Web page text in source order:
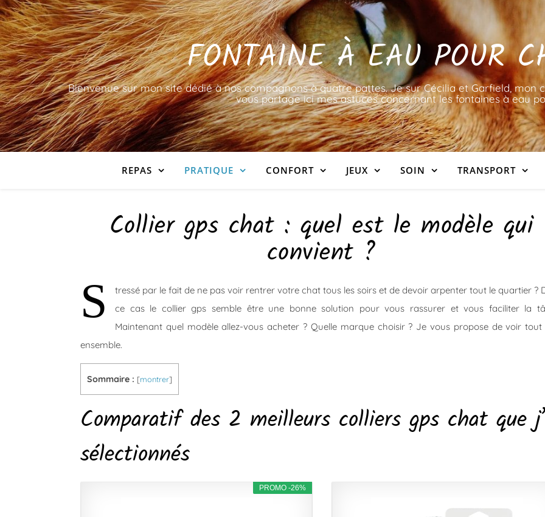
FONTAINE À EAU POUR
Bienvenue sur mon site dédié à nos compagnons à quatre pattes. Je sur Cécilia et Garfield, mon
vous partage ici mes astuces concernant les fontaines à eau
REPAS PRATIQUE CONFORT JEUX SOIN TRANSPORT
Collier gps chat : quel est le modèle qui
convient ?
S
tressé par le fait de ne pas voir rentrer votre chat tous les soirs et de devoir arpenter tout le quartier ?
ce cas le collier gps semble être une bonne solution pour vous rassurer et vous faciliter la
Maintenant quel modèle allez-vous acheter ? Quelle marque choisir ? Je vous propose de voir tout
ensemble.
Sommaire : [montrer]
Comparatif des 2 meilleurs colliers gps chat que
sélectionnés
PROMO -26%